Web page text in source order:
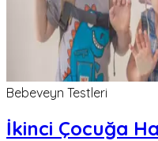
Bebeveyn Testleri
İkinci Çocuğa